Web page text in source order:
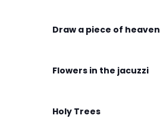
Draw a piece of heaven
Flowers in the jacuzzi
Holy Trees